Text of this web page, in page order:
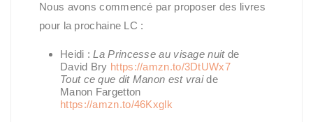
Nous avons commencé par proposer des livres
pour la prochaine LC :
Heidi :La Princesse au visage nuitde
David Bry https://amzn.to/3DtUWx7
Tout ce que dit Manon est vraide
Manon Fargetton
https://amzn.to/46Kxglk